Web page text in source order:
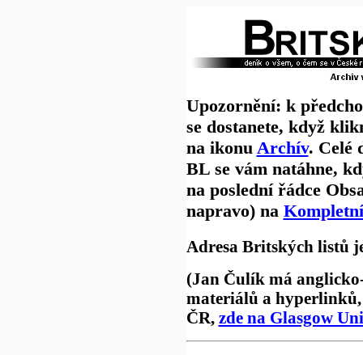
Upozornění: k
se dostanete, když
na ikonu Archív. Celé
BL se vám natáhne,
na poslední řádce
napravo) na
Adresa Britských listů
(Jan Čulík má
materiálů a
ČR, zde na Glasgow